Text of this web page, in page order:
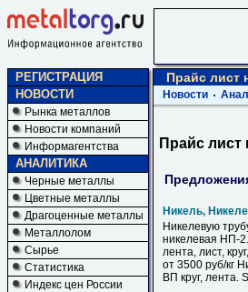
РЕГИСТРАЦИЯ
НОВОСТИ
Рынка металлов
Новости компаний
Информагентства
АНАЛИТИКА
Черные металлы
Цветные металлы
Драгоценные металлы
Металлолом
Сырье
Статистика
Индекс цен России
Прайс лист
Новости
Прайс
Никель,
Никелевую
никелевая НП-
лента, лист,
от 3500 руб/кг
ВП круг, лента.